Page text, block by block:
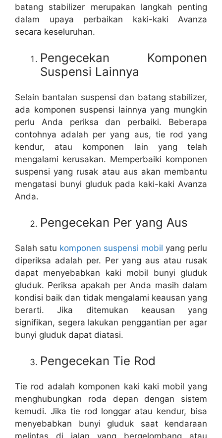
batang stabilizer merupakan langkah penting
dalam upaya perbaikan kaki-kaki Avanza
secara keseluruhan.
Pengecekan Komponen
Suspensi Lainnya
Selain bantalan suspensi dan batang stabilizer,
ada komponen suspensi lainnya yang mungkin
perlu Anda periksa dan perbaiki. Beberapa
contohnya adalah per yang aus, tie rod yang
kendur, atau komponen lain yang telah
mengalami kerusakan. Memperbaiki komponen
suspensi yang rusak atau aus akan membantu
mengatasi bunyi gluduk pada kaki-kaki Avanza
Anda.
Pengecekan Per yang Aus
Salah satu komponen suspensi mobil yang perlu
diperiksa adalah per. Per yang aus atau rusak
dapat menyebabkan kaki mobil bunyi gluduk
gluduk. Periksa apakah per Anda masih dalam
kondisi baik dan tidak mengalami keausan yang
berarti. Jika ditemukan keausan yang
signifikan, segera lakukan penggantian per agar
bunyi gluduk dapat diatasi.
Pengecekan Tie Rod
Tie rod adalah komponen kaki kaki mobil yang
menghubungkan roda depan dengan sistem
kemudi. Jika tie rod longgar atau kendur, bisa
menyebabkan bunyi gluduk saat kendaraan
melintas di jalan yang bergelombang atau